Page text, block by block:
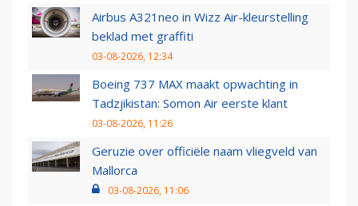
Airbus A321neo in Wizz Air-kleurstelling
beklad met graffiti
03-08-2026, 12:34
Boeing 737 MAX maakt opwachting in
Tadzjikistan: Somon Air eerste klant
03-08-2026, 11:26
Geruzie over officiële naam vliegveld van
Mallorca
03-08-2026, 11:06